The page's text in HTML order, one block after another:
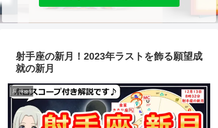
射手座の新月！2023年ラストを飾る願望成
就の新月
月 moon